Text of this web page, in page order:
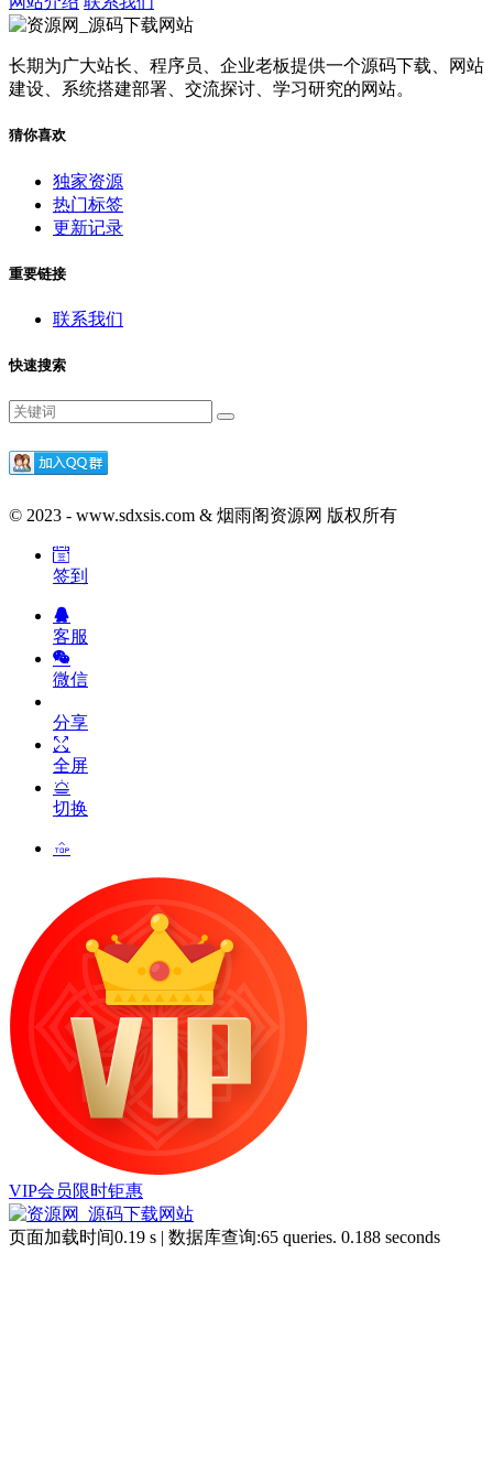
长期为广大站长、程序员、企业老板提供一个源码下载、网站
建设、系统搭建部署、交流探讨、学习研究的网站。
猜你喜欢
独家资源
热门标签
更新记录
重要链接
联系我们
快速搜索
© 2023 - www.sdxsis.com & 烟雨阁资源网 版权所有
签到
客服
微信
分享
全屏
切换
VIP会员限时钜惠
页面加载时间0.19 s | 数据库查询:65 queries. 0.188 seconds